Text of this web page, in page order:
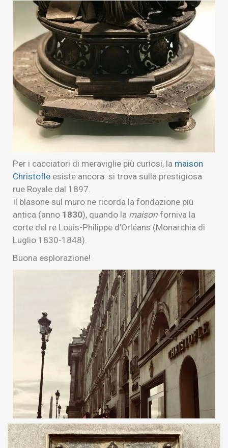
Per i cacciatori di meraviglie più curiosi, la maison
Christofle esiste ancora: si trova sulla prestigiosa
rue Royale dal 1897.
Il blasone sul muro ne ricorda la fondazione più
antica (anno 1830), quando la maison forniva la
corte del re Louis-Philippe d’Orléans (Monarchia di
Luglio 1830-1848).
Buona esplorazione!